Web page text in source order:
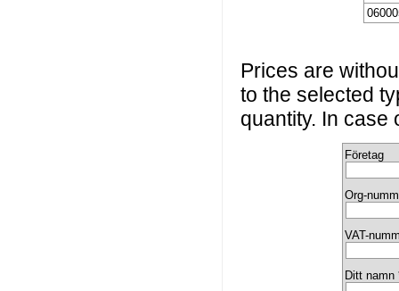
Prices are
to the selected
quantity. In
Företag
Org-
VAT-
Ditt namn